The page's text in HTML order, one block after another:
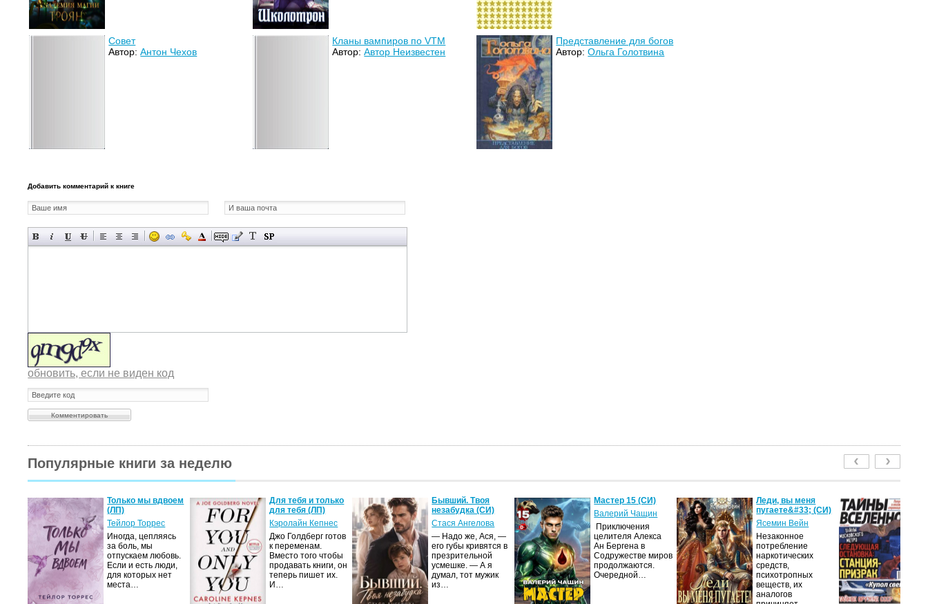
Совет
Автор:Антон Чехов
Кланы вампиров по VTM
Автор:Автор Неизвестен
Представление для богов
Автор:Ольга Голотвина
Добавить комментарий к книге
обновить, если не виден код
Популярные книги за неделю
Только мы вдвоем
(ЛП)
Тейлор Торрес
Иногда, цепляясь
за боль, мы
отпускаем любовь.
Если и есть люди,
для которых нет
места…
Для тебя и только
для тебя (ЛП)
Кэролайн Кепнес
Джо Голдберг готов
к переменам.
Вместо того чтобы
продавать книги, он
теперь пишет их.
И…
Бывший. Твоя
незабудка (СИ)
Стася Ангелова
— Надо же, Ася, —
его губы кривятся в
презрительной
усмешке. — А я
думал, тот мужик
из…
Мастер 15 (СИ)
Валерий Чащин
Приключения
целителя Алекса
Ан Бергена в
Содружестве миров
продолжаются.
Очередной…
Леди, вы меня
пугаете&#33; (СИ)
Ясемин Вейн
Незаконное
потребление
наркотических
средств,
психотропных
веществ, их
аналогов